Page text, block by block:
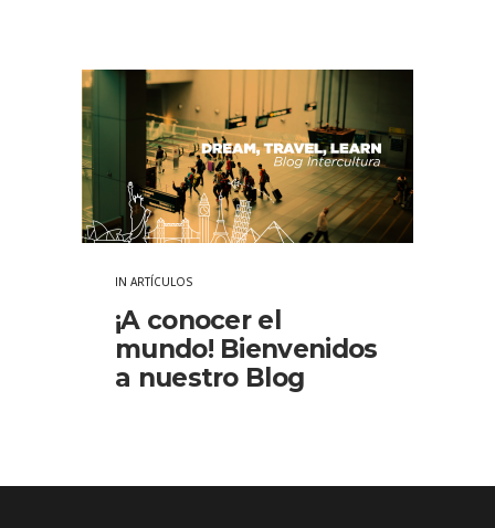
IN ARTÍCULOS
¡A conocer el
mundo! Bienvenidos
a nuestro Blog